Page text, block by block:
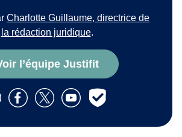
Charlotte Guillaume, directrice de
la rédaction juridique.
l’équipe Justifit